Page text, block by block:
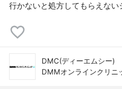
行かないと処方してもらえな
DMC(ディーエムシー)
DMMオンラインクリニ